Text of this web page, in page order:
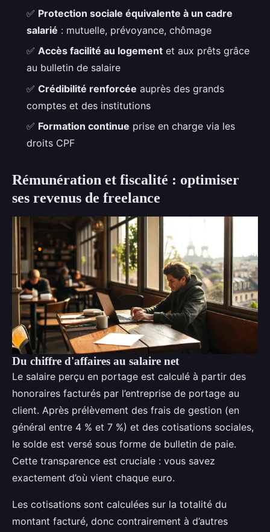
✅ Protection sociale équivalente à un cadre
salarié : mutuelle, prévoyance, chômage
✅ Accès facilité au logement et aux prêts grâce
au bulletin de salaire
✅ Crédibilité renforcée auprès des grands
comptes et des institutions
✅ Formation continue prise en charge via les
droits CPF
Rémunération et fiscalité : optimiser
ses revenus de freelance
Du chiffre d'affaires au salaire net
Le salaire perçu en portage est calculé à partir des
honoraires facturés par l’entreprise de portage au
client. Après prélèvement des frais de gestion (en
général entre 4 % et 7 %) et des cotisations sociales,
le solde est versé sous forme de bulletin de paie.
Cette transparence est cruciale : vous savez
exactement d’où vient chaque euro.
Les cotisations sont calculées sur la totalité du
montant facturé, donc contrairement à d’autres